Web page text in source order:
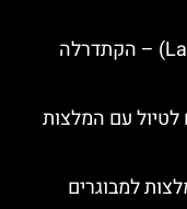
סגרדה פמיליה (La Sagrada Família) – הקתדרלה
לטיול עם המלצות
למבוגרים